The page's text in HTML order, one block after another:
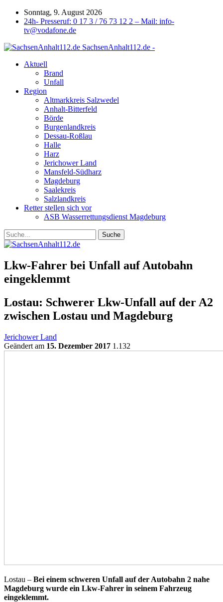
Sonntag, 9. August 2026
24h- Presseruf: 0 17 3 / 76 73 12 2 – Mail: info-
tv@vodafone.de
SachsenAnhalt112.de -
Aktuell
Brand
Unfall
Region
Altmarkkreis Salzwedel
Anhalt-Bitterfeld
Börde
Burgenlandkreis
Dessau-Roßlau
Halle
Harz
Jerichower Land
Mansfeld-Südharz
Magdeburg
Saalekreis
Salzlandkreis
Retter stellen sich vor
ASB Wasserrettungsdienst Magdeburg
Lkw-Fahrer bei Unfall auf Autobahn
eingeklemmt
Lostau: Schwerer Lkw-Unfall auf der A2
zwischen Lostau und Magdeburg
Jerichower Land
Geändert am 15. Dezember 2017 1.132
Lostau – Bei einem schweren Unfall auf der Autobahn 2 nahe
Magdeburg wurde ein Lkw-Fahrer in seinem Fahrzeug
eingeklemmt.